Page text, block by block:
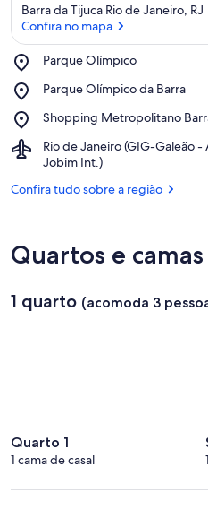
Barra da Tijuca Rio de Janeiro, RJ
Confira no mapa
Parque Olímpico
Place,
Olímpico
Parque Olímpico da Barra
Place,
Olímpico
Barra
Shopping Metropolitano
Place,
Metropolitano
Barra
Rio de Janeiro (GIG-Galeão -
Jobim Int.)
Airport,
Rio
Janeiro
Antonio
Int.)
Confira tudo sobre a região
Quartos e camas
1 quarto (acomoda 3
Quarto 1
1 cama de casal